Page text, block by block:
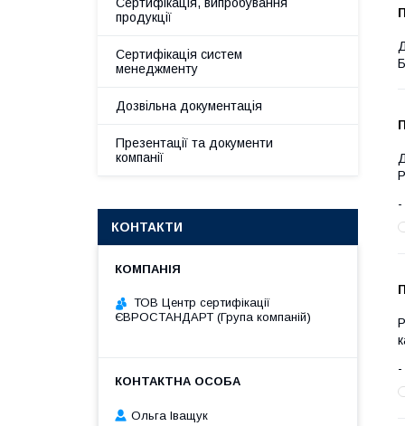
продукції
Сертифікація систем
менеджменту
Дозвільна документація
Презентації та документи
компанії
КОНТАКТИ
ТОВ Центр сертифікації
ЄВРОСТАНДАРТ (Група компаній)
Ольга Іващук